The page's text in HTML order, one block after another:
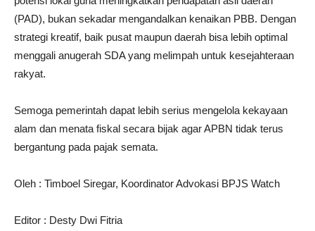
(PAD), bukan sekadar mengandalkan kenaikan PBB. Dengan
strategi kreatif, baik pusat maupun daerah bisa lebih optimal
menggali anugerah SDA yang melimpah untuk kesejahteraan
rakyat.
Semoga pemerintah dapat lebih serius mengelola kekayaan
alam dan menata fiskal secara bijak agar APBN tidak terus
bergantung pada pajak semata.
Oleh : Timboel Siregar, Koordinator Advokasi BPJS Watch
Editor : Desty Dwi Fitria